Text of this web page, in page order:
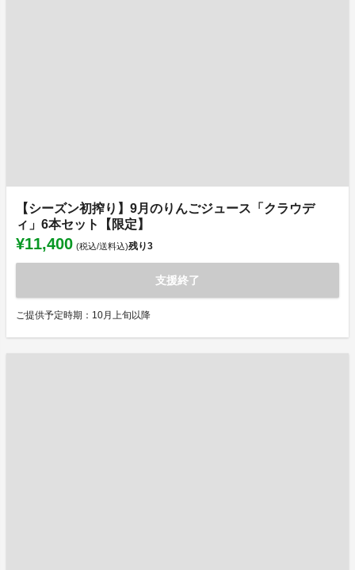
【シーズン初搾り】9月のりんごジュース「クラウデ
ィ」6本セット【限定】
¥11,400 (税込/送料込)残り3
支援終了
ご提供予定時期：10月上旬以降